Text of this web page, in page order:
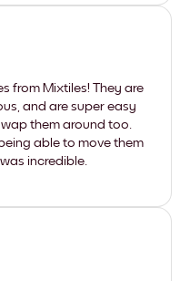
from Mixtiles! They are
and are super easy
them around too.
able to move them
incredible.